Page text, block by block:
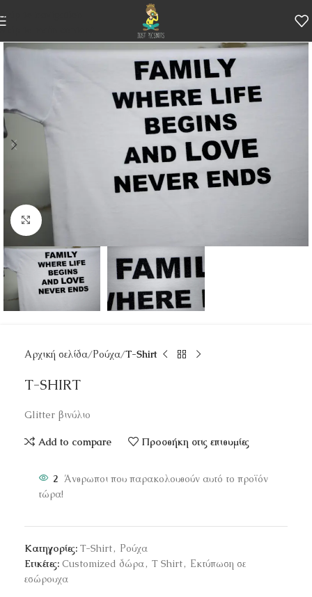
Skip to navigation
Skip to main content
Κάντε κλικ για μεγέθυνση
Αρχική σελίδα Ρούχα T-Shirt
T-SHIRT
Glitter βινύλιο
Add to compare Προσθήκη στις επιθυμίες
2 Άνθρωποι που παρακολουθούν αυτό το προϊόν
τώρα!
Κατηγορίες: T-Shirt, Ρούχα
Ετικέτες: Customized δώρα, T Shirt, Εκτύπωση σε
εσώρουχα